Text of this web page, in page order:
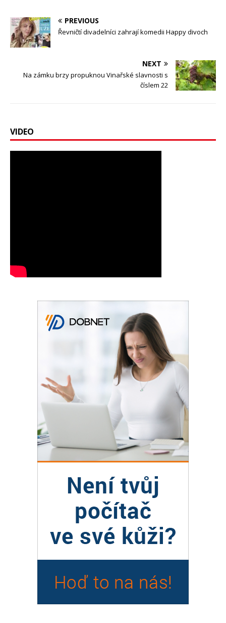
PREVIOUS
Řevničtí divadelníci zahrají komedii Happy divoch
NEXT
Na zámku brzy propuknou Vinařské slavnosti s
číslem 22
VIDEO